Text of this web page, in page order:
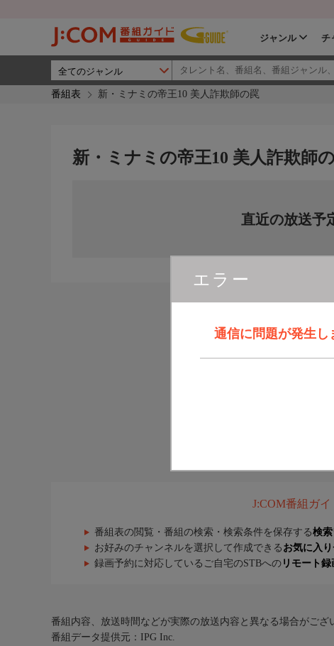
ジャンル チ
番組表 新・ミナミの帝王10 美人詐欺師の罠
エラー
通信に問題が発生
新・ミナミの帝王10 美人詐欺師
直近の放送予
J:COM番組ガ
番組表の閲覧・番組の検索・検索条件を保存する検
お好みのチャンネルを選択して作成できる お気に入
録画予約に対応しているご自宅のSTBへの リモート
番組内容、放送時間などが実際の放送内容と異なる場合がござ
番組データ提供元：IPG Inc.